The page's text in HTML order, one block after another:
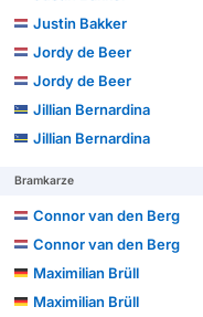
Justin Bakker
Jordy de Beer
Jordy de Beer
Jillian Bernardina
Jillian Bernardina
Bramkarze
Connor van den Berg
Connor van den Berg
Maximilian Brüll
Maximilian Brüll